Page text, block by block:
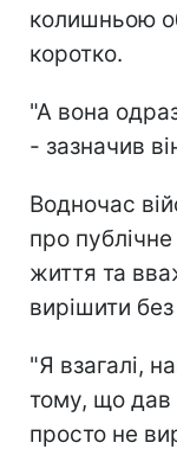
колишньою
коротко.
"А вона
- зазначив
Водночас
про
життя та
вирішити
"Я взагалі,
тому, що дав
просто не